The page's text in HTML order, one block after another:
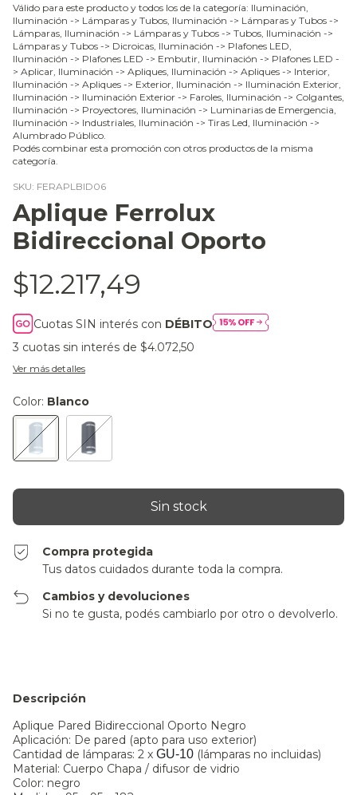
Válido para este producto y todos los de la categoría: Iluminación,
Iluminación -> Lámparas y Tubos, Iluminación -> Lámparas y Tubos ->
Lámparas, Iluminación -> Lámparas y Tubos -> Tubos, Iluminación ->
Lámparas y Tubos -> Dicroicas, Iluminación -> Plafones LED,
Iluminación -> Plafones LED -> Embutir, Iluminación -> Plafones LED -
> Aplicar, Iluminación -> Apliques, Iluminación -> Apliques -> Interior,
Iluminación -> Apliques -> Exterior, Iluminación -> Iluminación Exterior,
Iluminación -> Iluminación Exterior -> Faroles, Iluminación -> Colgantes,
Iluminación -> Proyectores, Iluminación -> Luminarias de Emergencia,
Iluminación -> Industriales, Iluminación -> Tiras Led, Iluminación ->
Alumbrado Público.
Podés combinar esta promoción con otros productos de la misma
categoría.
SKU: FERAPLBID06
Aplique Ferrolux
Bidireccional Oporto
$12.217,49
Cuotas SIN interés con DÉBITO
3 cuotas sin interés de $4.072,50
Ver más detalles
Color: Blanco
Compra protegida
Tus datos cuidados durante toda la compra.
Cambios y devoluciones
Si no te gusta, podés cambiarlo por otro o devolverlo.
Descripción
Aplique Pared Bidireccional Oporto Negro
Aplicación: De pared (apto para uso exterior)
Cantidad de lámparas: 2 x GU-10 (lámparas no incluidas)
Material: Cuerpo Chapa / difusor de vidrio
Color: negro